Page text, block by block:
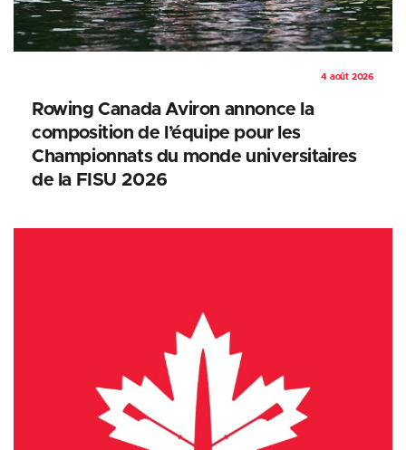
4 août 2026
Rowing Canada Aviron annonce la
composition de l’équipe pour les
Championnats du monde universitaires
de la FISU 2026